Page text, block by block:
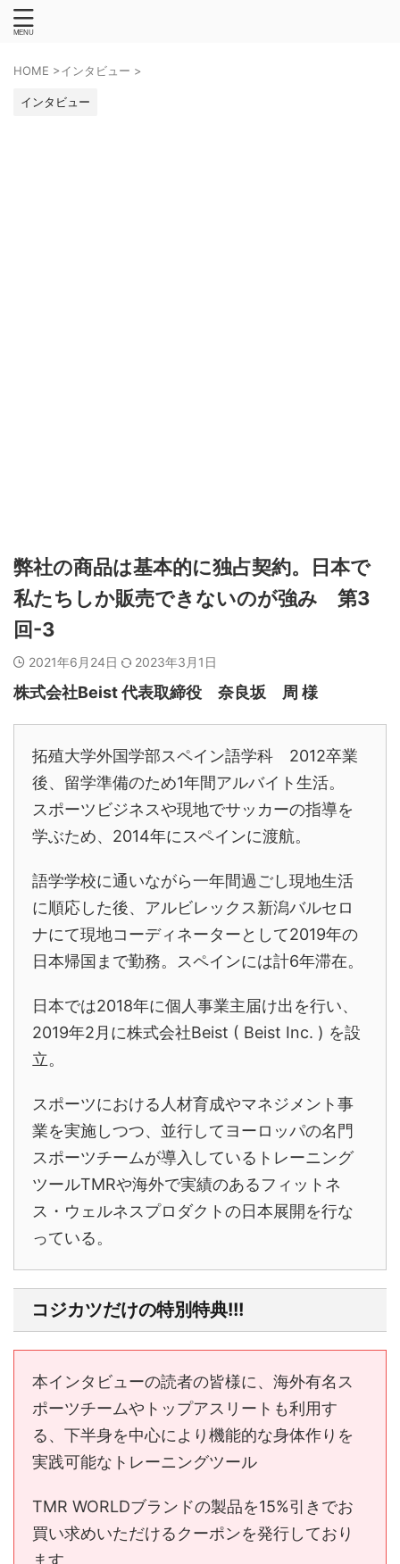
HOME >インタビュー >
インタビュー
弊社の商品は基本的に独占契約。日本で
私たちしか販売できないのが強み 第3
回-3
2021年6月24日 2023年3月1日
株式会社Beist 代表取締役 奈良坂 周 様
拓殖大学外国学部スペイン語学科 2012卒業
後、留学準備のため1年間アルバイト生活。
スポーツビジネスや現地でサッカーの指導を
学ぶため、2014年にスペインに渡航。
語学学校に通いながら一年間過ごし現地生活
に順応した後、アルビレックス新潟バルセロ
ナにて現地コーディネーターとして2019年の
日本帰国まで勤務。スペインには計6年滞在。
日本では2018年に個人事業主届け出を行い、
2019年2月に株式会社Beist ( Beist Inc. ) を設
立。
スポーツにおける人材育成やマネジメント事
業を実施しつつ、並行してヨーロッパの名門
スポーツチームが導入しているトレーニング
ツールTMRや海外で実績のあるフィットネ
ス・ウェルネスプロダクトの日本展開を行な
っている。
コジカツだけの特別特典!!!
本インタビューの読者の皆様に、海外有名ス
ポーツチームやトップアスリートも利用す
る、下半身を中心により機能的な身体作りを
実践可能なトレーニングツール
TMR WORLDブランドの製品を15%引きでお
買い求めいただけるクーポンを発行しており
ます。